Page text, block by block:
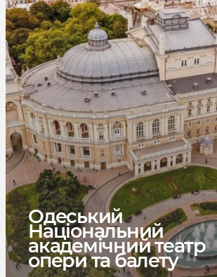
Одеський
Національний
академічний театр
опери та балету